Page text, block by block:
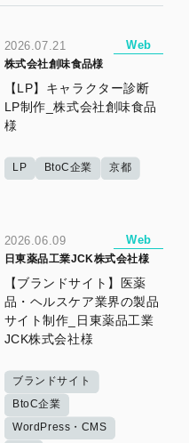
2026.07.21 Web
株式会社創味食品様
【LP】キャラクター診断
LP制作_株式会社創味食品
様
LP BtoC企業 京都
2026.06.09 Web
日東薬品工業JCK株式会社様
【ブランドサイト】医薬
品・ヘルスケア業界の製品
サイト制作_日東薬品工業
JCK株式会社様
ブランドサイト
BtoC企業
WordPress・CMS